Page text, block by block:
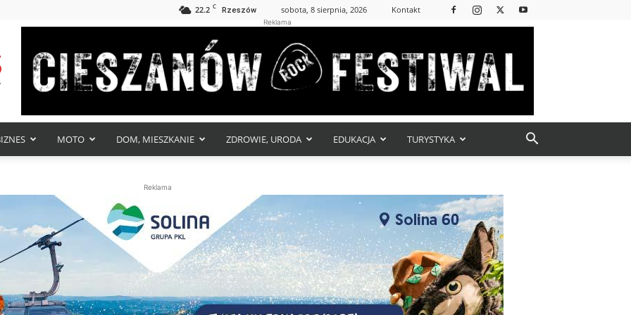
22.2 C Rzeszów sobota, 8 sierpnia, 2026 Kontakt
Reklama
MOTO DOM, MIESZKANIE ZDROWIE, URODA EDUKACJA TURYSTYKA
Reklama